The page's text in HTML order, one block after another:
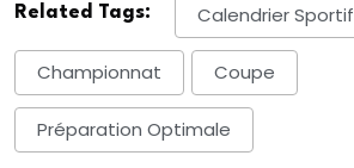
Related Tags: Calendrier Sportif
Championnat Coupe
Préparation Optimale